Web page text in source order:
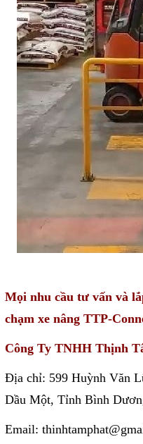
Mọi nhu cầu tư vấn và
chạm xe nâng TTP-
Công Ty TNHH Thịnh
Địa chỉ: 599 Huỳnh Văn
Dầu Một, Tỉnh Bình
Email: